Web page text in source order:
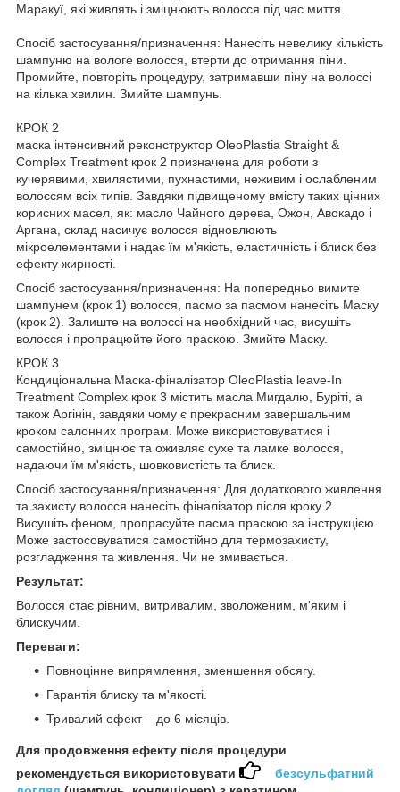
Маракуї, які живлять і зміцнюють волосся під час миття.
Спосіб застосування/призначення: Нанесіть невелику кількість
шампуню на вологе волосся, втерти до отримання піни.
Промийте, повторіть процедуру, затримавши піну на волоссі
на кілька хвилин. Змийте шампунь.
КРОК 2
мaска інтенсивний реконструктор OleoPlastia Straight &
Complex Treatment крок 2 призначена для роботи з
кучерявими, хвилястими, пухнастими, неживим і ослабленим
волоссям всіх типів. Завдяки підвищеному вмісту таких цінних
корисних масел, як: масло Чайного дерева, Ожон, Авокадо і
Аргана, склад насичує волосся відновлюють
мікроелементами і надає їм м'якість, еластичність і блиск без
ефекту жирності.
Спосіб застосування/призначення: На попередньо вимите
шампунем (крок 1) волосся, пасмо за пасмом нанесіть Maску
(крок 2). Залиште на волоссі на необхідний час, висушіть
волосся і пропрацюйте його праскою. Змийте Maску.
КРОК 3
Кондиціональна Maска-фіналізатор OleoPlastia leave-In
Treatment Complex крок 3 містить масла Мигдалю, Буріті, а
також Аргінін, завдяки чому є прекрасним завершальним
кроком салонних програм. Може використовуватися і
самостійно, зміцнює та оживляє сухе та ламке волосся,
надаючи їм м'якість, шовковистість та блиск.
Спосіб застосування/призначення: Для додаткового живлення
та захисту волосся нанесіть фіналізатор після кроку 2.
Висушіть феном, пропрасуйте пасма праскою за інструкцією.
Може застосовуватися самостійно для термозахисту,
розгладження та живлення. Чи не змивається.
Результат:
Волосся стає рівним, витривалим, зволоженим, м'яким і
блискучим.
Переваги:
Повноцінне випрямлення, зменшення обсягу.
Гарантія блиску та м'якості.
Тривалий ефект – до 6 місяців.
Для продовження ефекту після процедури
рекомендується використовувати
безсульфатний